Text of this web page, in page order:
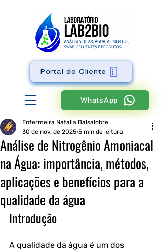
WhatsApp
Portal do Cliente
Análise de Nitrogênio Amoniacal
na Água: importância, métodos,
aplicações e benefícios para a
qualidade da água
Enfermeira Natalia Balsalobre
30 de nov. de 2025 5 min de leitura
Introdução
A qualidade da água é um dos